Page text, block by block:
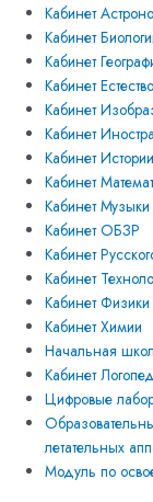
Кабинет
Кабинет
Кабинет
Кабинет
Кабинет
Кабинет
Кабинет
Кабинет
Кабинет Музыки
Кабинет ОБЗР
Кабинет
Кабинет
Кабинет Физики
Кабинет Химии
Начальная
Кабинет
Цифровые
летательных
Модуль по